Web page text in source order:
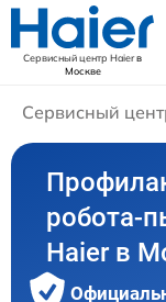
Сервисный центр Haierв
Москве
Сервисный
робота-
Haier в